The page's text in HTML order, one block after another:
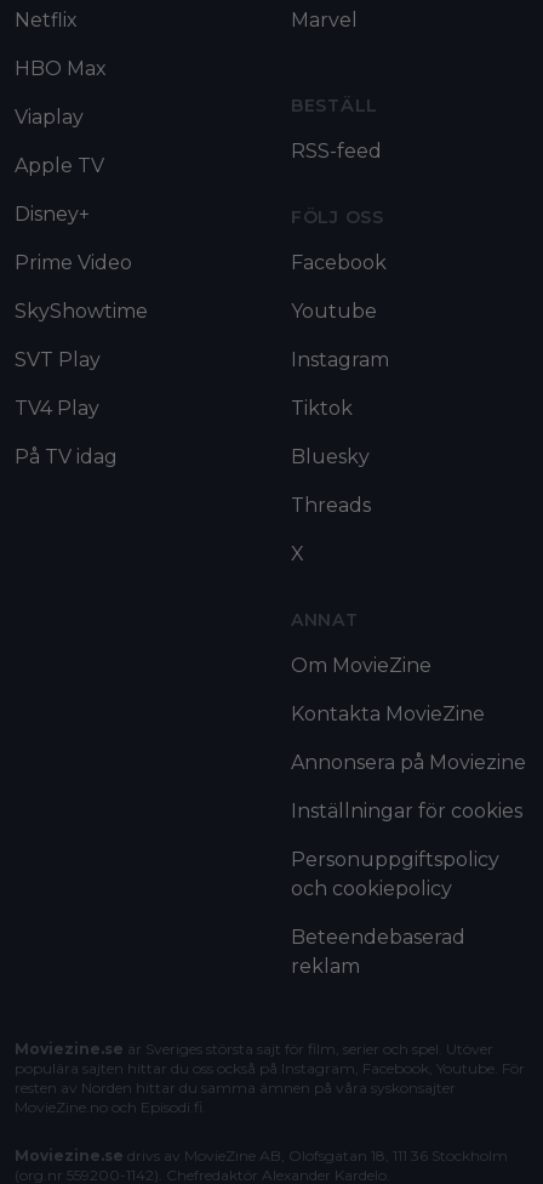
Netflix
HBO Max
Viaplay
Apple TV
Disney+
Prime Video
SkyShowtime
SVT Play
TV4 Play
På TV idag
Marvel
BESTÄLL
RSS-feed
FÖLJ OSS
Facebook
Youtube
Instagram
Tiktok
Bluesky
Threads
X
ANNAT
Om MovieZine
Kontakta MovieZine
Annonsera på Moviezine
Inställningar för cookies
Personuppgiftspolicy
och cookiepolicy
Beteendebaserad
reklam
Moviezine.se är Sveriges största sajt för film, serier och spel. Utöver
populära sajten hittar du oss också på Instagram, Facebook, Youtube. För
resten av Norden hittar du samma ämnen på våra syskonsajter
MovieZine.no och Episodi.fi
Moviezine.se drivs av MovieZine AB, Olofsgatan 18, 111 36 Stockholm
(org.nr 559200-1142). Chefredaktör Alexander Kardelo